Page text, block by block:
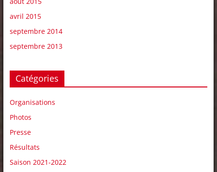
avril 2015
septembre 2014
septembre 2013
Catégories
Organisations
Photos
Presse
Résultats
Saison 2021-2022